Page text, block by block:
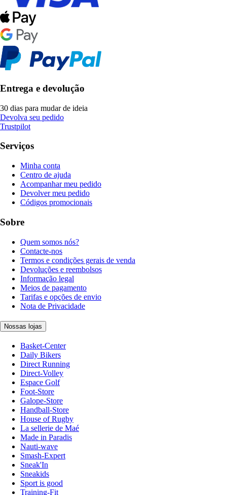
Entrega e devolução
30 dias para mudar de ideia
Devolva seu pedido
Trustpilot
Serviços
Minha conta
Centro de ajuda
Acompanhar meu pedido
Devolver meu pedido
Códigos promocionais
Sobre
Quem somos nós?
Contacte-nos
Termos e condições gerais de venda
Devoluções e reembolsos
Informação legal
Meios de pagamento
Tarifas e opções de envio
Nota de Privacidade
Nossas lojas
Basket-Center
Daily Bikers
Direct Running
Direct-Volley
Espace Golf
Foot-Store
Galope-Store
Handball-Store
House of Rugby
La sellerie de Maé
Made in Paradis
Nauti-wave
Smash-Expert
Sneak'In
Sneakids
Sport is good
Training-Fit